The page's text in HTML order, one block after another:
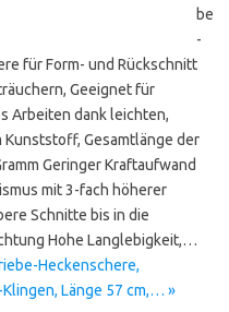
be
-
für Form- und Rückschnitt
Geeignet für
Arbeiten dank leichten,
Gesamtlänge der
Geringer Kraftaufwand
mit 3-fach höherer
Schnitte bis in die
Hohe Langlebigkeit,…
Heckenschere,
Länge 57 cm,… »